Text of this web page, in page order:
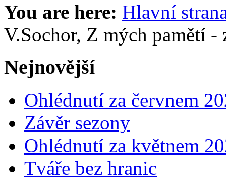
You are here: Hlavní
V.Sochor, Z mých pamětí -
Nejnovější
Ohlédnutí za červnem
Závěr sezony
Ohlédnutí za květnem
Tváře bez hranic